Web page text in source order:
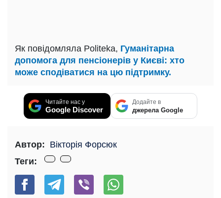
Як повідомляла Politeka, Гуманітарна
допомога для пенсіонерів у Києві: хто
може сподіватися на цю підтримку.
Читайте нас у
Google Discover
Додайте в
джерела Google
Автор: Вікторія Форсюк
Теги: